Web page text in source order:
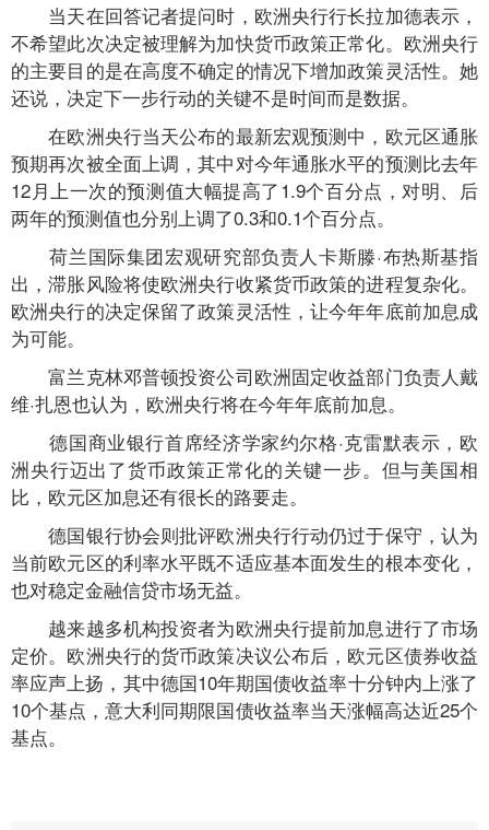
当天在回答记者提问时，欧洲央行行长拉加德表示，
不希望此次决定被理解为加快货币政策正常化。欧洲央行
的主要目的是在高度不确定的情况下增加政策灵活性。她
还说，决定下一步行动的关键不是时间而是数据。
在欧洲央行当天公布的最新宏观预测中，欧元区通胀
预期再次被全面上调，其中对今年通胀水平的预测比去年
12月上一次的预测值大幅提高了1.9个百分点，对明、后
两年的预测值也分别上调了0.3和0.1个百分点。
荷兰国际集团宏观研究部负责人卡斯滕·布热斯基指
出，滞胀风险将使欧洲央行收紧货币政策的进程复杂化。
欧洲央行的决定保留了政策灵活性，让今年年底前加息成
为可能。
富兰克林邓普顿投资公司欧洲固定收益部门负责人戴
维·扎恩也认为，欧洲央行将在今年年底前加息。
德国商业银行首席经济学家约尔格·克雷默表示，欧
洲央行迈出了货币政策正常化的关键一步。但与美国相
比，欧元区加息还有很长的路要走。
德国银行协会则批评欧洲央行行动仍过于保守，认为
当前欧元区的利率水平既不适应基本面发生的根本变化，
也对稳定金融信贷市场无益。
越来越多机构投资者为欧洲央行提前加息进行了市场
定价。欧洲央行的货币政策决议公布后，欧元区债券收益
率应声上扬，其中德国10年期国债收益率十分钟内上涨了
10个基点，意大利同期限国债收益率当天涨幅高达近25个
基点。